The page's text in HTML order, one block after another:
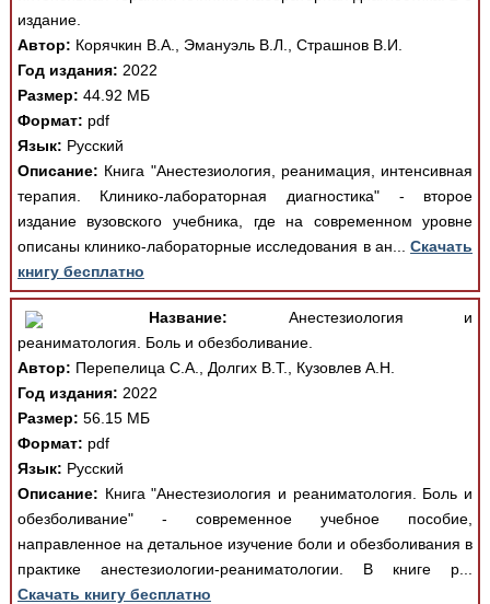
издание.
Автор: Корячкин В.А., Эмануэль В.Л., Страшнов В.И.
Год издания: 2022
Размер: 44.92 МБ
Формат: pdf
Язык: Русский
Описание: Книга "Анестезиология, реанимация, интенсивная
терапия. Клинико-лабораторная диагностика" - второе
издание вузовского учебника, где на современном уровне
описаны клинико-лабораторные исследования в ан...Скачать
книгу бесплатно
Название: Анестезиология и
реаниматология. Боль и обезболивание.
Автор: Перепелица С.А., Долгих В.Т., Кузовлев А.Н.
Год издания: 2022
Размер: 56.15 МБ
Формат: pdf
Язык: Русский
Описание: Книга "Анестезиология и реаниматология. Боль и
обезболивание" - современное учебное пособие,
направленное на детальное изучение боли и обезболивания в
практике анестезиологии-реаниматологии. В книге р...
Скачать книгу бесплатно